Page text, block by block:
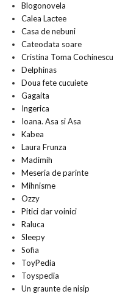
Blogonovela
Calea Lactee
Casa de nebuni
Cateodata soare
Cristina Toma Cochinescu
Delphinas
Doua fete cucuiete
Gagaita
Ingerica
Ioana. Asa si Asa
Kabea
Laura Frunza
Madimih
Meseria de parinte
Mihnisme
Ozzy
Pitici dar voinici
Raluca
Sleepy
Sofia
ToyPedia
Toyspedia
Un graunte de nisip